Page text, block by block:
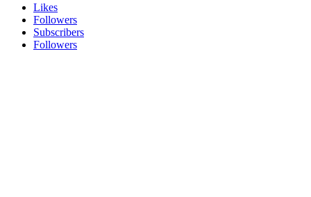
Likes
Followers
Subscribers
Followers